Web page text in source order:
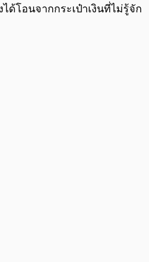
0:00/ 0:00
ด้โอนจากกระเป๋าเงินที่ไม่รู้จัก